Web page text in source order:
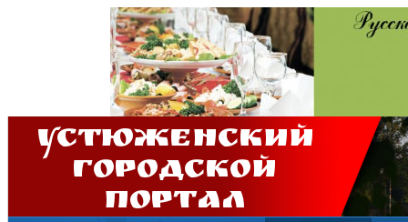
Устюженский
Городской
портал